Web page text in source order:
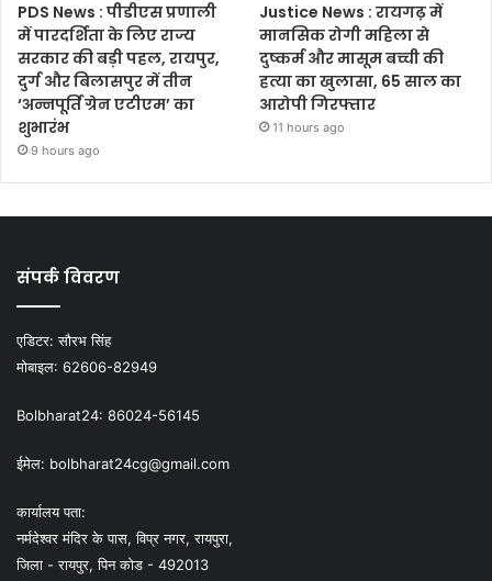
PDS News : पीडीएस प्रणाली
में पारदर्शिता के लिए राज्य
सरकार की बड़ी पहल, रायपुर,
दुर्ग और बिलासपुर में तीन
‘अन्नपूर्ति ग्रेन एटीएम’ का
शुभारंभ
9 hours ago
Justice News : रायगढ़ में
मानसिक रोगी महिला से
दुष्कर्म और मासूम बच्ची की
हत्या का खुलासा, 65 साल का
आरोपी गिरफ्तार
11 hours ago
संपर्क विवरण
एडिटर:सौरभ सिंह
मोबाइल: 62606-82949
Bolbharat24: 86024-56145
ईमेल: bolbharat24cg@gmail.com
कार्यालय पता:
नर्मदेश्वर मंदिर के पास, विप्र नगर, रायपुरा,
जिला - रायपुर, पिन कोड - 492013